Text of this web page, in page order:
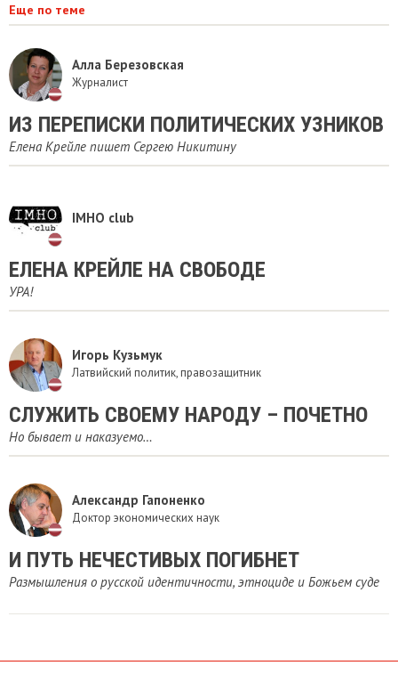
Еще по теме
Алла Березовская
Журналист
ИЗ ПЕРЕПИСКИ ПОЛИТИЧЕСКИХ УЗНИКОВ
Елена Крейле пишет Сергею Никитину
IMHO club
ЕЛЕНА КРЕЙЛЕ НА СВОБОДЕ
УРА!
Игорь Кузьмук
Латвийский политик, правозащитник
СЛУЖИТЬ СВОЕМУ НАРОДУ – ПОЧЕТНО
Но бывает и наказуемо…
Александр Гапоненко
Доктор экономических наук
И ПУТЬ НЕЧЕСТИВЫХ ПОГИБНЕТ
Размышления о русской идентичности, этноциде и Божьем суде